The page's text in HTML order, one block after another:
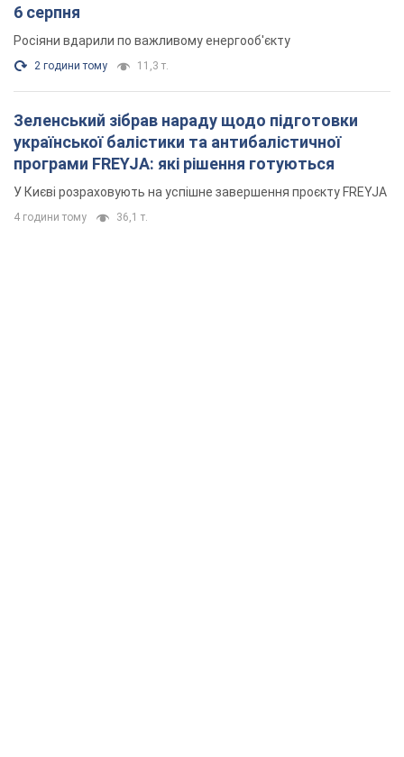
6 серпня
Росіяни вдарили по важливому енергооб'єкту
2 години тому 11,3 т.
Зеленський зібрав нараду щодо підготовки
української балістики та антибалістичної
програми FREYJA: які рішення готуються
У Києві розраховують на успішне завершення проєкту FREYJA
4 години тому 36,1 т.